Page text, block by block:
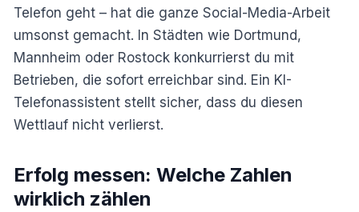
Telefon geht – hat die ganze Social-Media-Arbeit
umsonst gemacht. In Städten wie Dortmund,
Mannheim oder Rostock konkurrierst du mit
Betrieben, die sofort erreichbar sind. Ein KI-
Telefonassistent stellt sicher, dass du diesen
Wettlauf nicht verlierst.
Erfolg messen: Welche Zahlen
wirklich zählen